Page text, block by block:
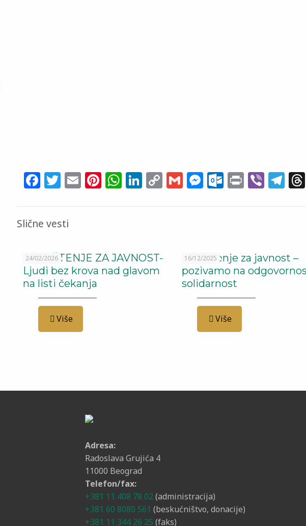
Facebook
Twitter
EmailPinterest
WhatsApp
LinkedIn
CopyGmail
Messenger
PrintViber
Slične vesti
24/02/2026
SAOPŠTENJE ZA JAVNOST-
Ljudi bez krova nad glavom
na listi čekanja
Više
16/12/2025
Saopštenje za javnost –
pozivamo na
solidarnost
Više
Adresa:
Radoslava Grujića 4
11000 Beograd
Telefon/fax:
+381 11 408 78 02(administracija)
+381 60 8080 561 (beskućništvo, donacije)
+381 11 344 26 25 (faks)